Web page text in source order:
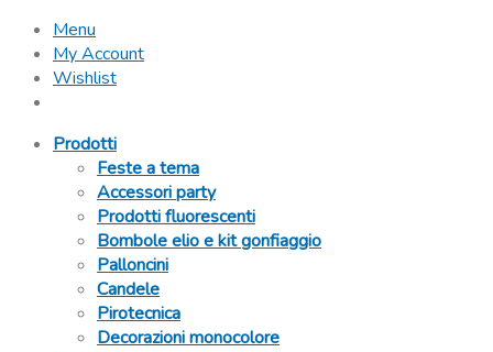
Menu
My Account
Wishlist
Prodotti
Feste a tema
Accessori party
Prodotti fluorescenti
Bombole elio e kit gonfiaggio
Palloncini
Candele
Pirotecnica
Decorazioni monocolore